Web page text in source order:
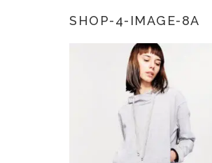
SHOP-4-IMAGE-8A